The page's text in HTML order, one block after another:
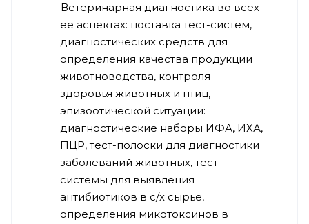
Ветеринарная диагностика во всех
ее аспектах: поставка тест-систем,
диагностических средств для
определения качества продукции
животноводства, контроля
здоровья животных и птиц,
эпизоотической ситуации:
диагностические наборы ИФА, ИХА,
ПЦР, тест-полоски для диагностики
заболеваний животных, тест-
системы для выявления
антибиотиков в с/х сырье,
определения микотоксинов в